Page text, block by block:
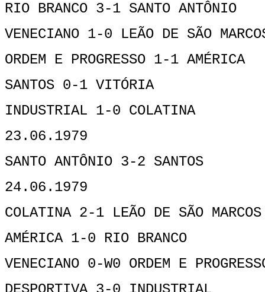
RIO BRANCO 3-1 SANTO ANTÔNIO
VENECIANO 1-0 LEÃO DE SÃO
ORDEM E PROGRESSO 1-1 AMÉRICA
SANTOS 0-1 VITÓRIA
INDUSTRIAL 1-0 COLATINA
23.06.1979
SANTO ANTÔNIO 3-2 SANTOS
24.06.1979
COLATINA 2-1 LEÃO DE SÃO MARCOS
AMÉRICA 1-0 RIO BRANCO
VENECIANO 0-W0 ORDEM E